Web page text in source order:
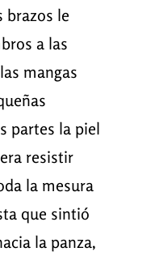
brazos le
a las
mangas
partes la piel
resistir
la mesura
que sintió
la panza,